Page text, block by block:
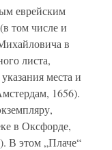
еврейским
том числе и
в
листа,
места и
1656).
в Оксфорде,
В этом „Плаче“